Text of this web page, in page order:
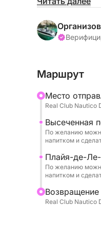
• Топливо не
// 1 доска для
// Снаряжение
Если вы ищете
Оснащена
катер,
и развивает
Маршрут
Mесто
Real Club Nautico
Высеченная
По желанию
напитком и
Плайя-де-
По желанию
напитком и
Bозвращение
Real Club Nautico